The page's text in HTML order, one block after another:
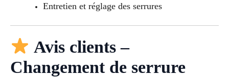
Entretien et réglage des serrures
Avis clients –
Changement de serrure